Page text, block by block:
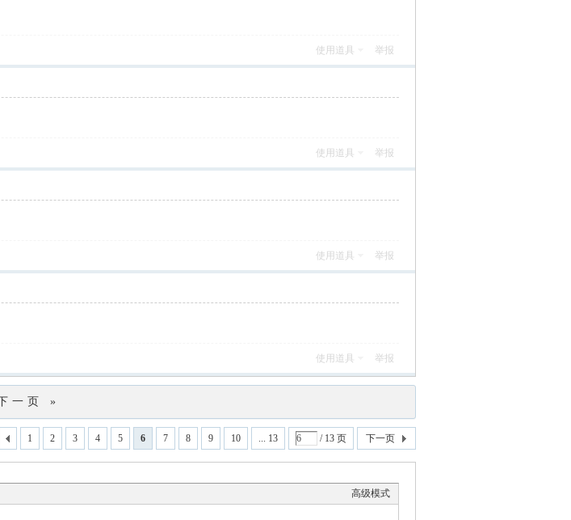
使用道具 举报
使用道具 举报
使用道具 举报
使用道具 举报
一页 »
1 2 3 4 5 6 7 8 9 10 ... 13 / 13 页 下一页
高级模式